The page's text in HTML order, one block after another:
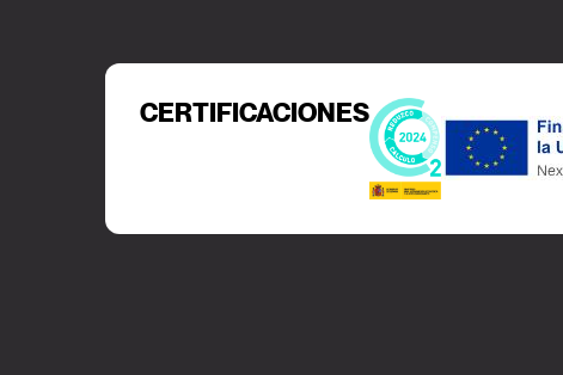
CERTIFICACIONES